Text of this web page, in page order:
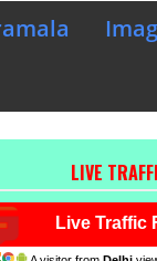
LIVE
Live Traffic